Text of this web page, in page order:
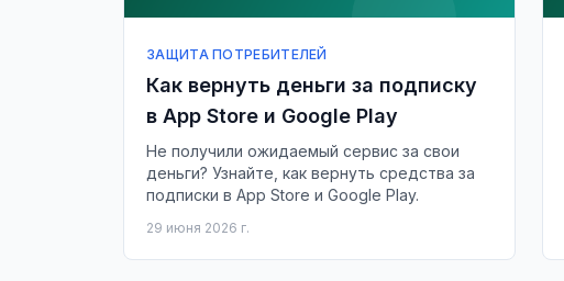
ЗАЩИТА ПОТРЕБИТЕЛЕЙ
Как вернуть деньги за подписку
в App Store и Google Play
Не получили ожидаемый сервис за свои
деньги? Узнайте, как вернуть средства за
подписки в App Store и Google Play.
29 июня 2026 г.